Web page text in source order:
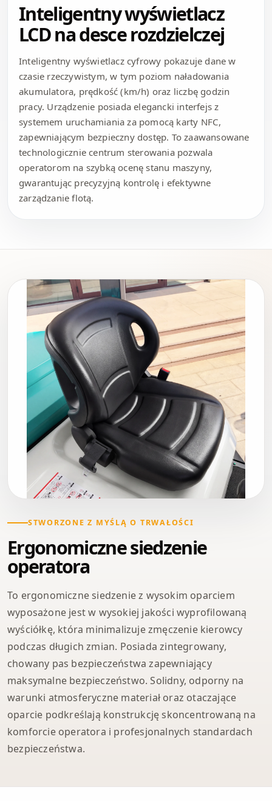
Inteligentny wyświetlacz
LCD na desce rozdzielczej
Inteligentny wyświetlacz cyfrowy pokazuje dane w
czasie rzeczywistym, w tym poziom naładowania
akumulatora, prędkość (km/h) oraz liczbę godzin
pracy. Urządzenie posiada elegancki interfejs z
systemem uruchamiania za pomocą karty NFC,
zapewniającym bezpieczny dostęp. To zaawansowane
technologicznie centrum sterowania pozwala
operatorom na szybką ocenę stanu maszyny,
gwarantując precyzyjną kontrolę i efektywne
zarządzanie flotą.
STWORZONE Z MYŚLĄ O TRWAŁOŚCI
Ergonomiczne siedzenie
operatora
To ergonomiczne siedzenie z wysokim oparciem
wyposażone jest w wysokiej jakości wyprofilowaną
wyściółkę, która minimalizuje zmęczenie kierowcy
podczas długich zmian. Posiada zintegrowany,
chowany pas bezpieczeństwa zapewniający
maksymalne bezpieczeństwo. Solidny, odporny na
warunki atmosferyczne materiał oraz otaczające
oparcie podkreślają konstrukcję skoncentrowaną na
komforcie operatora i profesjonalnych standardach
bezpieczeństwa.